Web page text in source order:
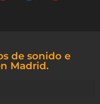
de sonido e
Madrid.